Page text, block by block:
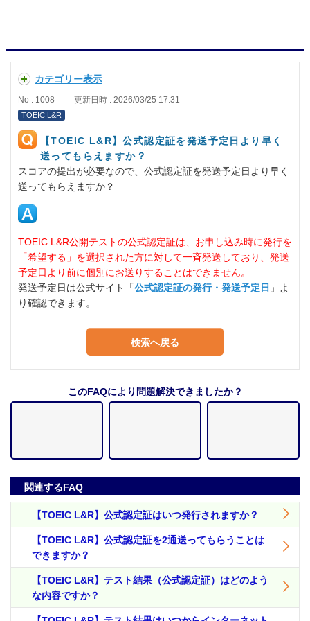
カテゴリー表示
No : 1008 更新日時 : 2026/03/25 17:31
TOEIC L&R
【TOEIC L&R】公式認定証を発送予定日より早く
送ってもらえますか？
スコアの提出が必要なので、公式認定証を発送予定日より早く
送ってもらえますか？
TOEIC L&R公開テストの公式認定証は、お申し込み時に発行を
「希望する」を選択された方に対して一斉発送しており、発送
予定日より前に個別にお送りすることはできません。
発送予定日は公式サイト「公式認定証の発行・発送予定日 」よ
り確認できます。
検索へ戻る
このFAQにより問題解決できましたか？
関連するFAQ
【TOEIC L&R】公式認定証はいつ発行されますか？
【TOEIC L&R】公式認定証を2通送ってもらうことは
できますか？
【TOEIC L&R】テスト結果（公式認定証）はどのよう
な内容ですか？